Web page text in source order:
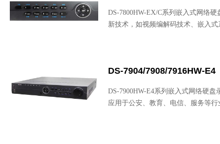
DS-7800HW-EX/C系列嵌入式网络
新技术，如视频编解码技术、嵌入
DS-7904/7908/7916HW-E4
DS-7900HW-E4系列嵌入式网络硬
应用于公安、教育、电信、服务等